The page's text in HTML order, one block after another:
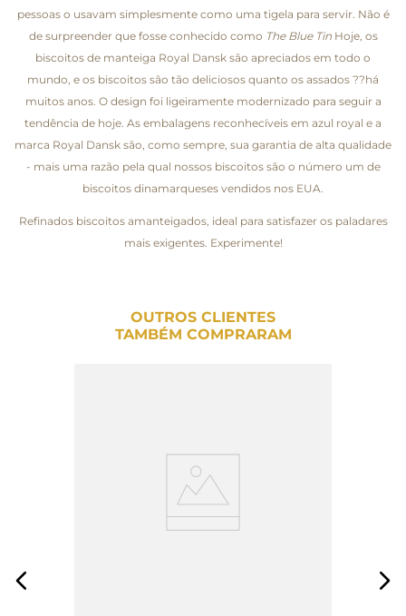
pessoas o usavam simplesmente como uma tigela para servir. Não é
de surpreender que fosse conhecido como The Blue Tin Hoje, os
biscoitos de manteiga Royal Dansk são apreciados em todo o
mundo, e os biscoitos são tão deliciosos quanto os assados ??há
muitos anos. O design foi ligeiramente modernizado para seguir a
tendência de hoje. As embalagens reconhecíveis em azul royal e a
marca Royal Dansk são, como sempre, sua garantia de alta qualidade
- mais uma razão pela qual nossos biscoitos são o número um de
biscoitos dinamarqueses vendidos nos EUA.
Refinados biscoitos amanteigados, ideal para satisfazer os paladares
mais exigentes. Experimente!
OUTROS CLIENTES
TAMBÉM COMPRARAM